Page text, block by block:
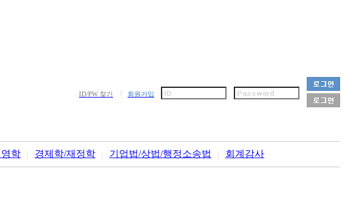
ID/PW 찾기 회원가입
학 | 경제학/재정학 | 기업법/상법/행정소송법 | 회계감사